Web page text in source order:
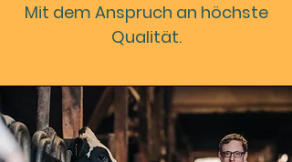
Mit dem Anspruch an höchste
Qualität.